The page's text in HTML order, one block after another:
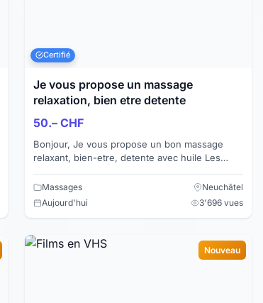
Certifié
Je vous propose un massage
relaxation, bien etre detente
50.– CHF
Bonjour, Je vous propose un bon massage
relaxant, bien-etre, detente avec huile Les
Je vous rec...
Massages
Neuchâtel
Aujourd'hui
3'696 vues
Nouveau